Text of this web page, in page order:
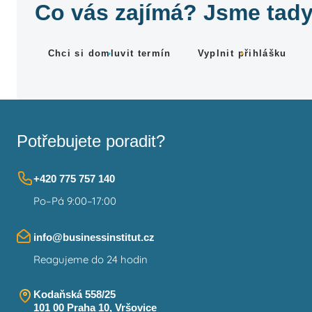
Co vás zajímá? Jsme
Chci si domluvit termín Vyplnit přihlášku
Potřebujete poradit?
+420 775 757 140
Po–Pá 9:00–17:00
info@businessinstitut.cz
Reagujeme do 24 hodin
Kodaňská 558/25
101 00 Praha 10, Vršovice